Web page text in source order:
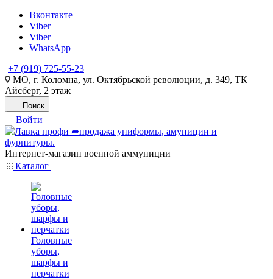
Вконтакте
Viber
Viber
WhatsApp
+7 (919) 725-55-23
МО, г. Коломна, ул. Октябрьской революции, д. 349, ТК
Айсберг, 2 этаж
Поиск
Войти
Интернет-магазин военной аммуниции
Каталог
Головные
уборы,
шарфы и
перчатки